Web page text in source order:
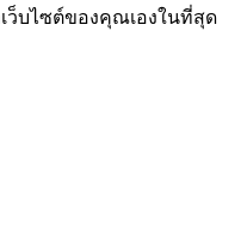
ว็บไซต์ของคุณเองในที่สุด